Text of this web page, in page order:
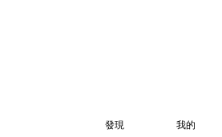
發現 我的